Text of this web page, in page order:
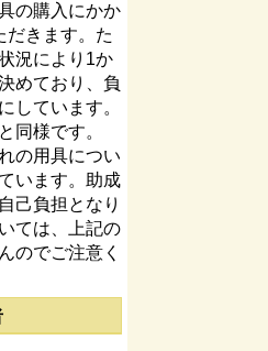
の購入にかか
だきます。た
況により1か
めており、負
しています。
同様です。
の用具につい
います。助成
己負担となり
ては、上記の
のでご注意く